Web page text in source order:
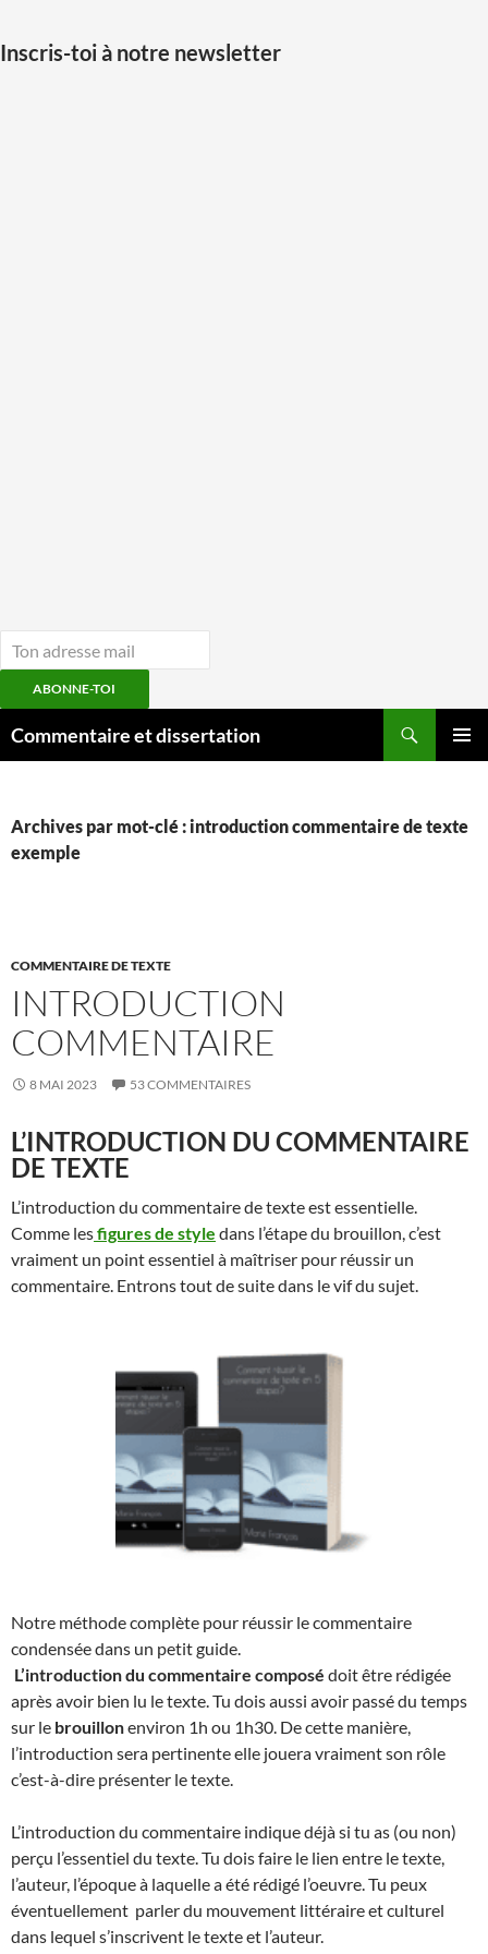
Inscris-toi à notre newsletter
ABONNE-TOI
auCommentaire et dissertation
Archives par mot-clé : introduction commentaire de texte
exemple
COMMENTAIRE DE TEXTE
INTRODUCTION
COMMENTAIRE
8 MAI 2023 53 COMMENTAIRES
L’INTRODUCTION DU COMMENTAIRE
DE TEXTE
L’introduction du commentaire de texte est essentielle.
Comme lesfigures de style dans l’étape du brouillon, c’est
vraiment un point essentiel à maîtriser pour réussir un
commentaire. Entrons tout de suite dans le vif du sujet.
Notre méthode complète pour réussir le commentaire
condensée dans un petit guide.
L’introduction du commentaire composé doit être rédigée
après avoir bien lu le texte. Tu dois aussi avoir passé du temps
sur le brouillonenviron 1h ou 1h30. De cette manière,
l’introduction sera pertinente elle jouera vraiment son rôle
c’est-à-dire présenter le texte.
L’introduction du commentaire indique déjà si tu as (ou non)
perçu l’essentiel du texte. Tu dois faire le lien entre le texte,
l’auteur, l’époque à laquelle a été rédigé l’oeuvre. Tu peux
éventuellement parler du mouvement littéraire et culturel
dans lequel s’inscrivent le texte et l’auteur.